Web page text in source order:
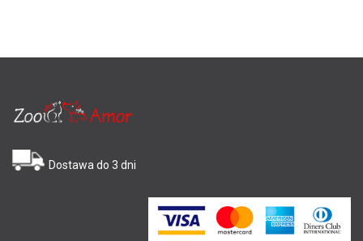
Dostawa do 3 dni